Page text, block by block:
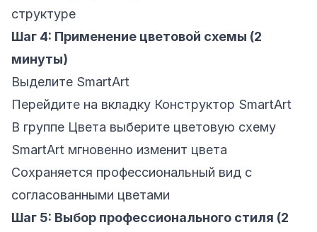
структуре
Шаг 4: Применение цветовой схемы (2
минуты)
Выделите SmartArt
Перейдите на вкладку Конструктор SmartArt
В группе Цвета выберите цветовую схему
SmartArt мгновенно изменит цвета
Сохраняется профессиональный вид с
согласованными цветами
Шаг 5: Выбор профессионального стиля (2